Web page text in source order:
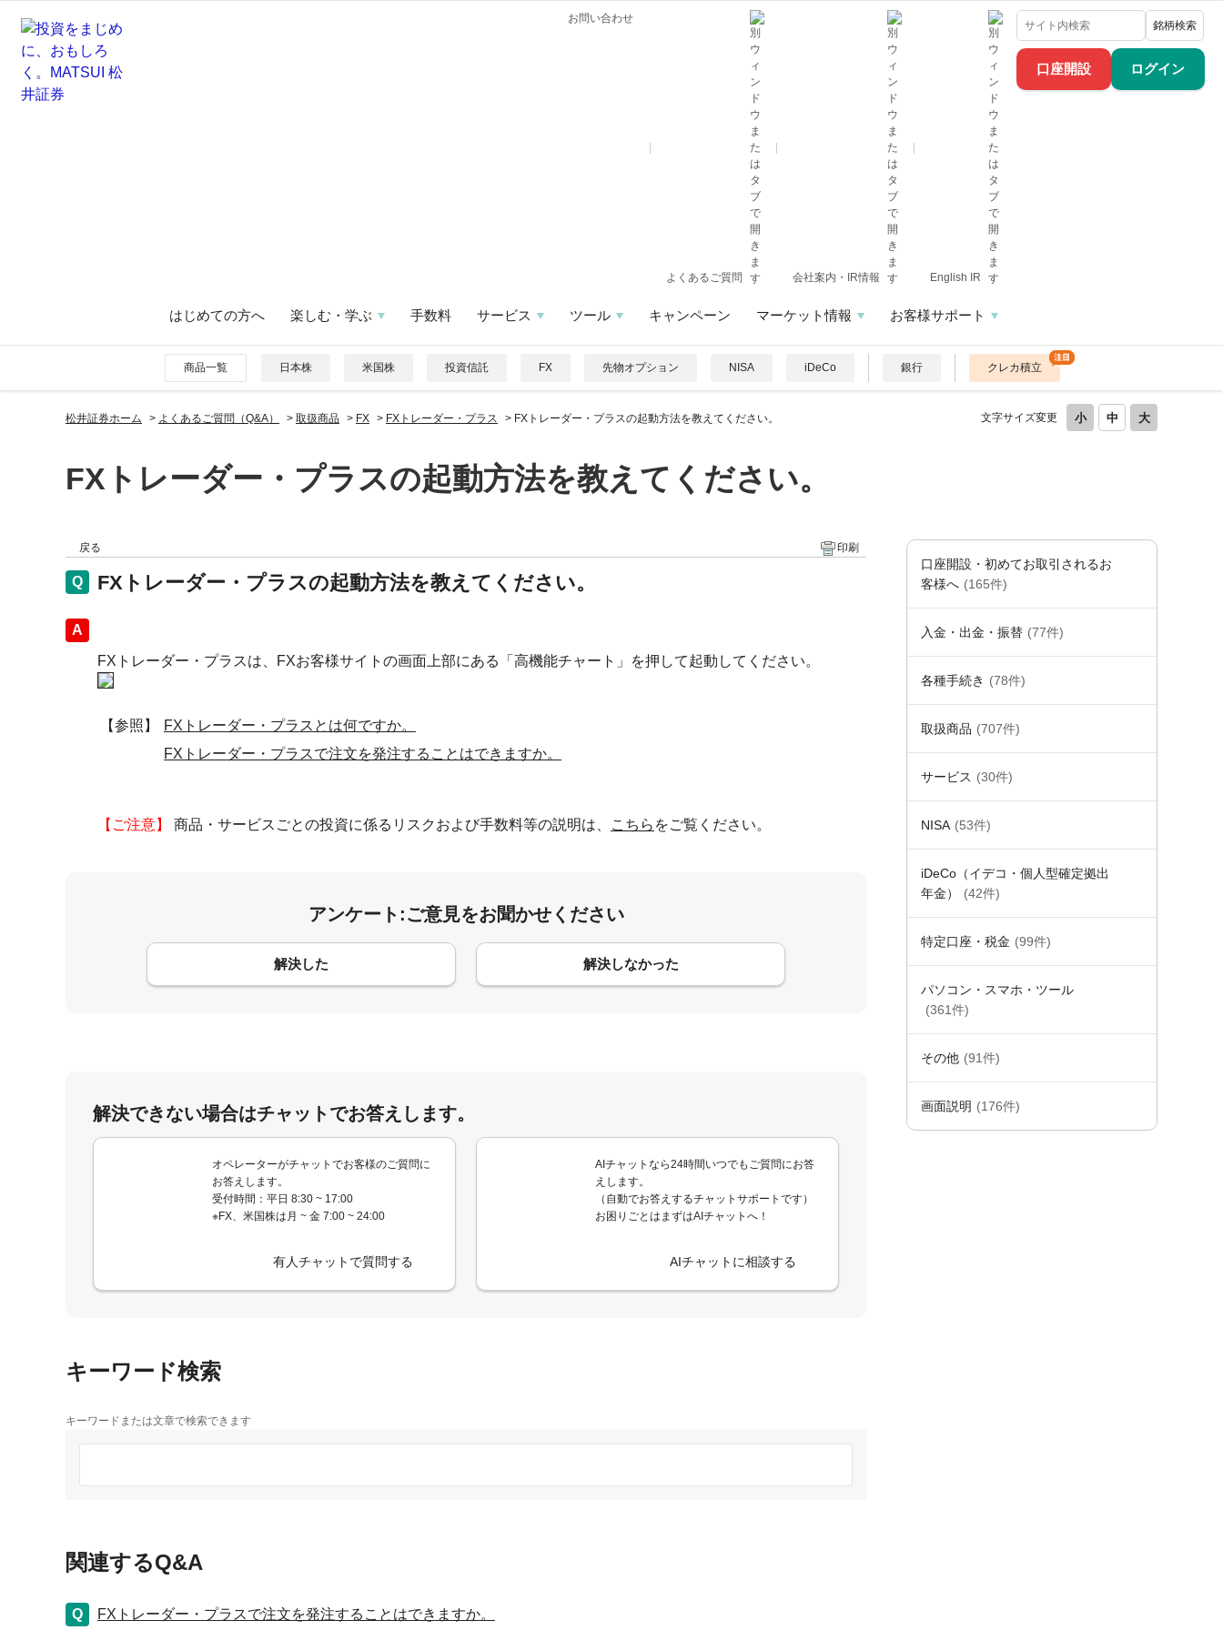
口座開設 ログイン
お問い合わせ
よくあるご質問 会社案内・IR情報 English IR
銘柄検索
はじめての方へ 楽しむ・学ぶ 手数料 サービス ツール キャンペーン マーケット情報 お客様サポート
商品一覧 日本株 米国株 投資信託 FX 先物オプション NISA iDeCo 銀行 クレカ積立
文字サイズ変更
松井証券ホーム > よくあるご質問（Q&A） > 取扱商品 > FX > FXトレーダー・プラス > FXトレーダー・プラスの起動方法を教えてください。
FXトレーダー・プラスの起動方法を教えてください。
口座開設・初めてお取引されるお
客様へ (165件)
入金・出金・振替 (77件)
各種手続き (78件)
取扱商品 (707件)
サービス (30件)
NISA (53件)
iDeCo（イデコ・個人型確定拠出
年金）
(42件)
特定口座・税金 (99件)
パソコン・スマホ・ツール
(361件)
その他 (91件)
画面説明 (176件)
戻る 印刷
FXトレーダー・プラスの起動方法を教えてください。
回答
FXトレーダー・プラスは、FXお客様サイトの画面上部にある「高機能チャート」を押して起動してください。
【参照】
FXトレーダー・プラスとは何ですか。
FXトレーダー・プラスで注文を発注することはできますか。
【ご注意】 商品・サービスごとの投資に係るリスクおよび手数料等の説明は、 こちら をご覧ください。
アンケート:ご意見をお聞かせください
解決した 解決しなかった
コメント
解決できない場合はチャットでお答えします。
オペレーターがチャットでお客様のご質問に
お答えします。
受付時間：平日 8:30 ~ 17:00
※FX、米国株は月 ~ 金 7:00 ~ 24:00
有人チャットで質問する
AIチャットなら24時間いつでもご質問にお答
えします。
（自動でお答えするチャットサポートです）
お困りごとはまずはAIチャットへ！
AIチャットに相談する
キーワード検索
キーワードまたは文章で検索できます
関連するQ&A
FXトレーダー・プラスで注文を発注することはできますか。